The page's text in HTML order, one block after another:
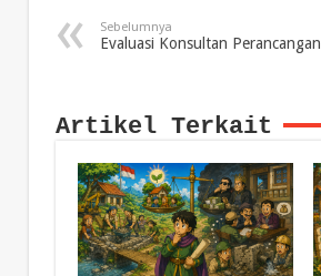
Sebelumnya
Evaluasi Konsultan Perancangan
Artikel Terkait